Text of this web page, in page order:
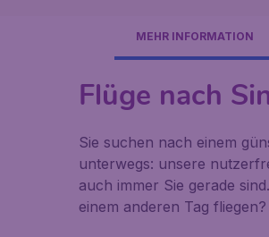
MEHR INFORMATION
Flüge nach
Sie suchen nach einem
unterwegs: unsere
auch immer Sie gerade
einem anderen Tag